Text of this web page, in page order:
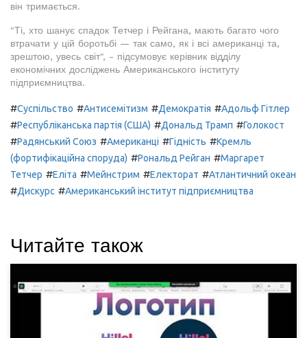
він тримається.
"Ті, хто шанує спадок Тетчер і Рейгана, мають багато чого
втрачати у цій боротьбі — так само, як і всі американці та,
зрештою, увесь світ", - підсумовує керівник відділу
економічних досліджень Американського інституту
підприємництва.
#Суспільство #Антисемітизм #Демократія #Адольф Гітлер
#Республіканська партія (США) #Дональд Трамп #Голокост
#Радянський Союз #Американці #Гідність #Кремль
(фортифікаційна споруда) #Рональд Рейган #Маргарет
Тетчер #Еліта #Мейнстрим #Електорат #Атлантичний океан
#Дискурс #Американський інститут підприємництва
Читайте також